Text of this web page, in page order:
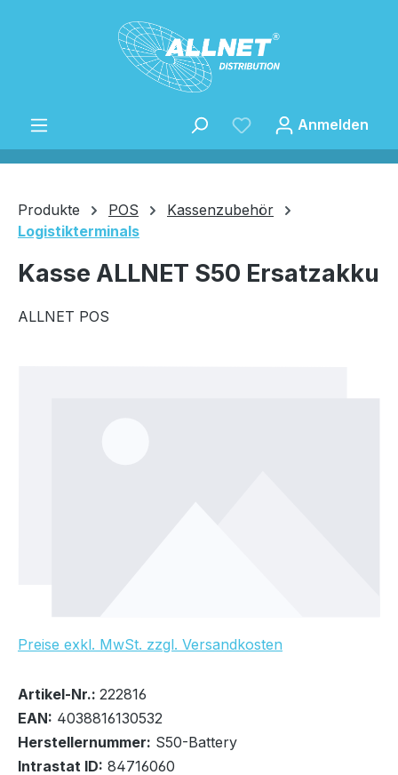
Zum Hauptinhalt springen
Speichern
Anmelden
Produkte POS
Kassenzubehör
Logistikterminals
Kasse ALLNET S50 Ersatzakku
ALLNET POS
Preise exkl. MwSt. zzgl. Versandkosten
Bestand:1x
Sofort verfügbar, Lieferzeit: 2-3 Tage
Artikel-Nr.: 222816
EAN: 4038816130532
Herstellernummer: S50-Battery
Intrastat ID: 84716060